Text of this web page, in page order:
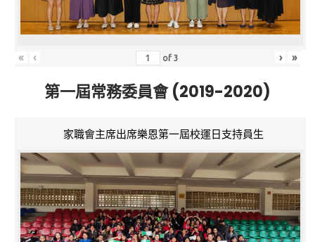
« ‹ of3 › »
第一屆常務委員會 (2019-2020)
家職會主席出席樂恩第一屆校運日支持員生